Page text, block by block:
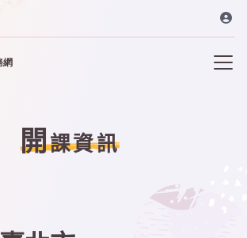
開課資訊